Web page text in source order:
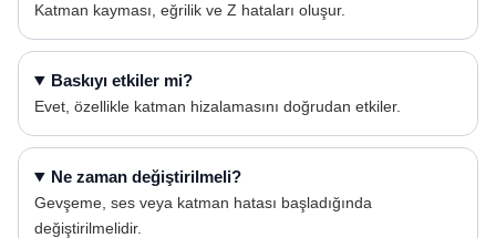
Katman kayması, eğrilik ve Z hataları oluşur.
Baskıyı etkiler mi?
Evet, özellikle katman hizalamasını doğrudan etkiler.
Ne zaman değiştirilmeli?
Gevşeme, ses veya katman hatası başladığında
değiştirilmelidir.